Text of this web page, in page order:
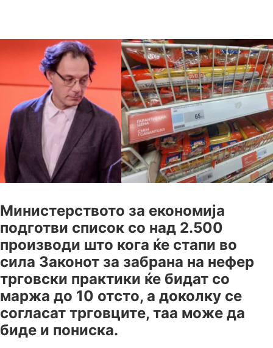
Министерството за економија
подготви список со над 2.500
производи што кога ќе стапи во
сила Законот за забрана на нефер
трговски практики ќе бидат со
маржа до 10 отсто, а доколку се
согласат трговците, таа може да
биде и пониска.